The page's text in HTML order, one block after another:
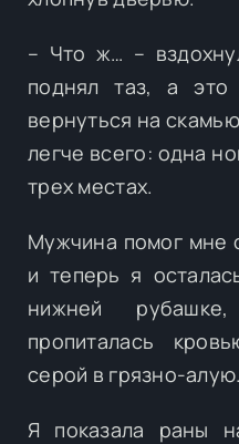
– Что ж… –
поднял таз, а
вернуться на
легче всего: одна
трех местах.
Мужчина помог мне
и теперь я
нижней
пропиталась
серой в грязно-алую.
Я показала раны